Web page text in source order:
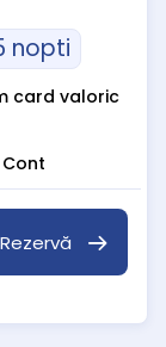
nopti
card valoric
Rezervă